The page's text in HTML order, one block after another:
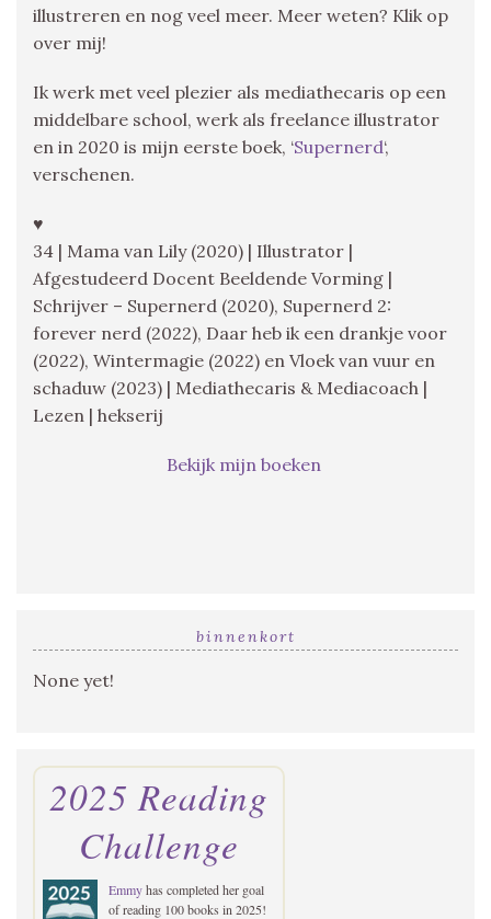
illustreren en nog veel meer. Meer weten? Klik op
over mij!
Ik werk met veel plezier als mediathecaris op een
middelbare school, werk als freelance illustrator
en in 2020 is mijn eerste boek, ‘Supernerd‘,
verschenen.
♥
34 | Mama van Lily (2020) | Illustrator |
Afgestudeerd Docent Beeldende Vorming |
Schrijver – Supernerd (2020), Supernerd 2:
forever nerd (2022), Daar heb ik een drankje voor
(2022), Wintermagie (2022) en Vloek van vuur en
schaduw (2023) | Mediathecaris & Mediacoach |
Lezen | hekserij
Bekijk mijn boeken
binnenkort
None yet!
2025 Reading
Challenge
Emmyhas completed her goal
of reading 100 books in 2025!